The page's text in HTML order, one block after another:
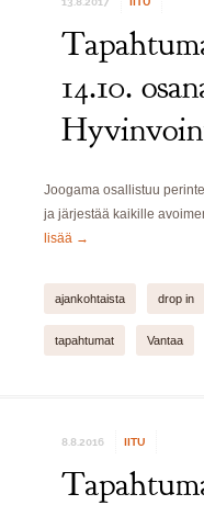
14.10.
Joogama osallistuu
ja järjestää kaikille
lisää →
ajankohtaista drop in
tapahtumat Vantaa
8.8.2016 IITU